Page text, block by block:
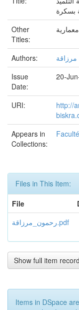
بسكرة
Other
Titles:
Authors:
Issue
Date:
20-
URI:
http://
Appears in
Collections:
Files in This Item:
File
رحمون_مرزاقة.pdf
Show full item record
Items in DSpace